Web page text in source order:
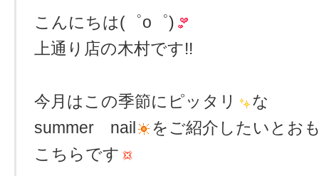
こんにちは(゜o゜)
上通り店の木村です!!
今月はこの季節にピッタリ
な
summer nail
をご紹介したいとお
こちらです